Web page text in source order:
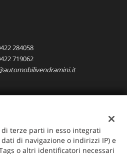
284058
719062
terze parti in esso integrati
di navigazione o indirizzi IP) e
o altri identificatori necessari